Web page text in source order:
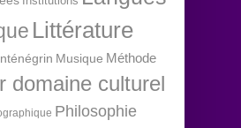
Littérature
Musique Méthode
domaine culturel
Philosophie